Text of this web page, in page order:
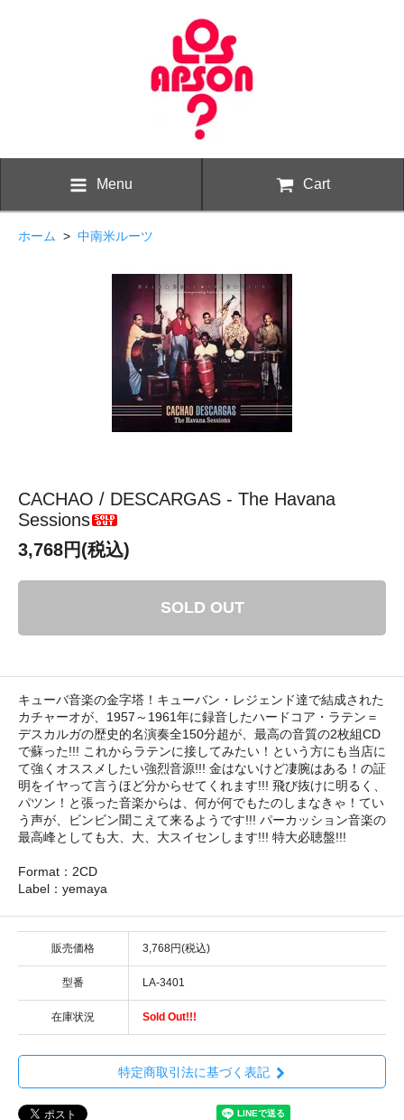
Menu Cart
ホーム > 中南米ルーツ
CACHAO / DESCARGAS - The Havana
Sessions
3,768円(税込)
SOLD OUT
キューバ音楽の金字塔！キューバン・レジェンド達で結成された
カチャーオが、1957～1961年に録音したハードコア・ラテン＝
デスカルガの歴史的名演奏全150分超が、最高の音質の2枚組CD
で蘇った!!! これからラテンに接してみたい！という方にも当店に
て強くオススメしたい強烈音源!!! 金はないけど凄腕はある！の証
明をイヤって言うほど分からせてくれます!!! 飛び抜けに明るく、
パツン！と張った音楽からは、何が何でもたのしまなきゃ！てい
う声が、ビンビン聞こえて来るようです!!! パーカッション音楽の
最高峰としても大、大、大スイセンします!!! 特大必聴盤!!!
Format：2CD
Label：yemaya
販売価格 3,768円(税込)
型番 LA-3401
在庫状況 Sold Out!!!
特定商取引法に基づく表記